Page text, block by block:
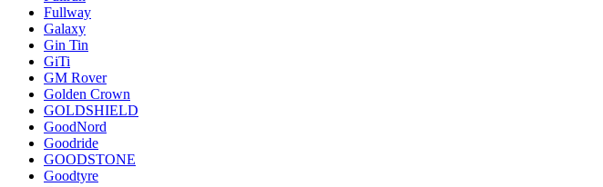
Fullway
Galaxy
Gin Tin
GiTi
GM Rover
Golden Crown
GOLDSHIELD
GoodNord
Goodride
GOODSTONE
Goodtyre